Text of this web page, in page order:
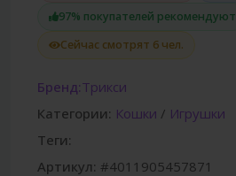
97% покупателей рекомендуют
Сейчас смотрят 6 чел.
Бренд:Трикси
Категории: Кошки / Игрушки
Теги:
Артикул: #4011905457871